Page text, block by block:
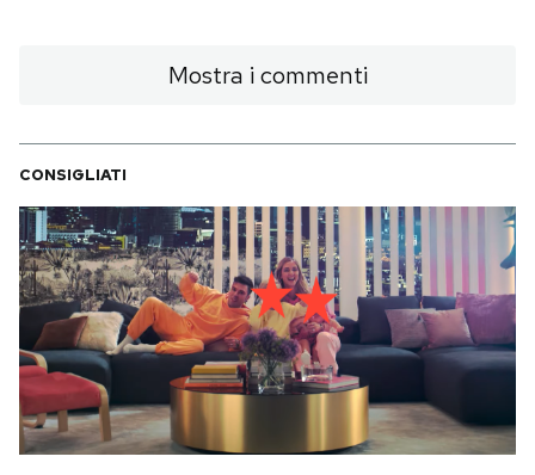
Mostra i commenti
CONSIGLIATI